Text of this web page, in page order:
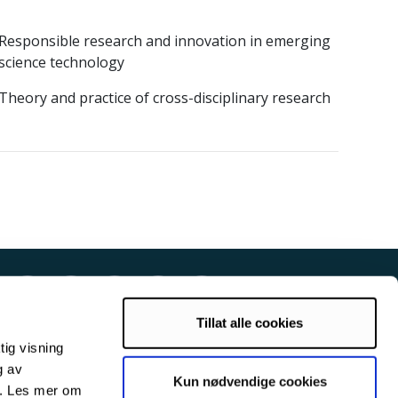
visning
av
Les mer om
Tillat alle cookies
Kun nødvendige cookies
research and innovation in emerging
technology
and practice of cross-disciplinary research